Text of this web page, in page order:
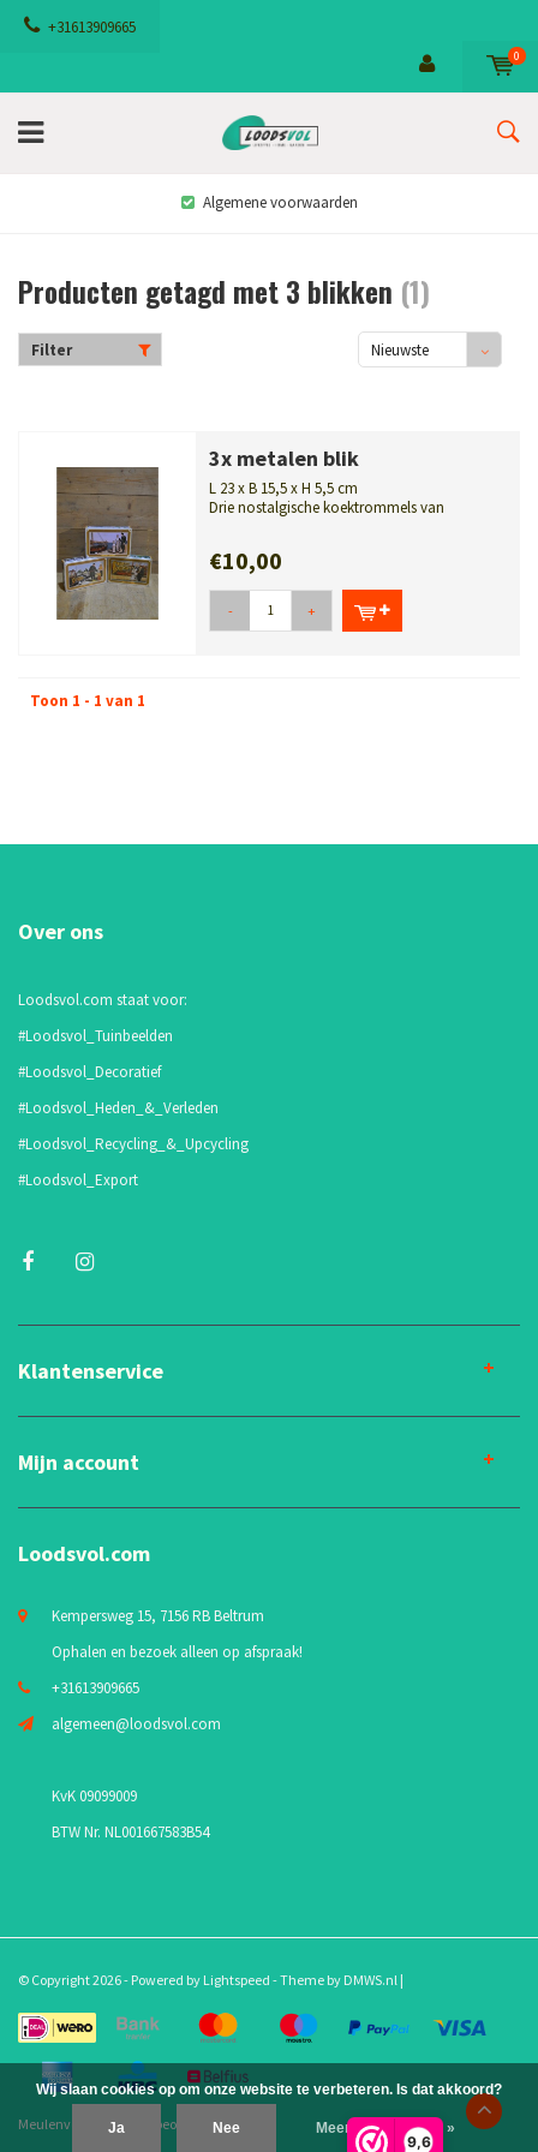
9,6
+31613909665
0
Algemene voorwaarden
Producten getagd met 3 blikken (1)
Filter
Nieuwste
3x metalen blik
L 23 x B 15,5 x H 5,5 cm
Drie nostalgische koektrommels van
€10,00
- +
Toon 1 - 1 van 1
Over ons
Loodsvol.com staat voor:
#Loodsvol_Tuinbeelden
#Loodsvol_Decoratief
#Loodsvol_Heden_&_Verleden
#Loodsvol_Recycling_&_Upcycling
#Loodsvol_Export
Klantenservice
Mijn account
Loodsvol.com
Kempersweg 15, 7156 RB Beltrum
Ophalen en bezoek alleen op afspraak!
+31613909665
algemeen@loodsvol.com
KvK 09099009
BTW Nr. NL001667583B54
© Copyright 2026 - Powered by Lightspeed - Theme by DMWS.nl |
Meulenveld.com beoordelingen op
Wij slaan cookies op om onze website te verbeteren. Is dat akkoord?
Ja Nee Meer over cookies »